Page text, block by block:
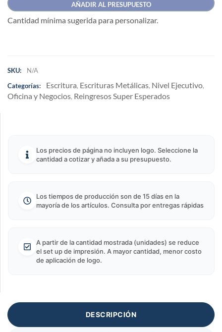
AÑADIR AL PRESUPUESTO
Cantidad mínima sugerida para personalizar.
SKU:
N/A
Categorías:
Escritura, Escrituras Metálicas, Nivel Ejecutivo,
Oficina y Negocios, Reingresos Super Esperados
Los precios de página no incluyen logo. Seleccione la
cantidad a cotizar y añada a su presupuesto.
Los tiempos de producción son de 15 días en la
mayoría de los artículos. Consulta por entregas rápidas
A partir de la cantidad mostrada (unidades) se reduce
el set up de impresión. A mayor cantidad, menor costo
de aplicación de logo.
DESCRIPCIÓN